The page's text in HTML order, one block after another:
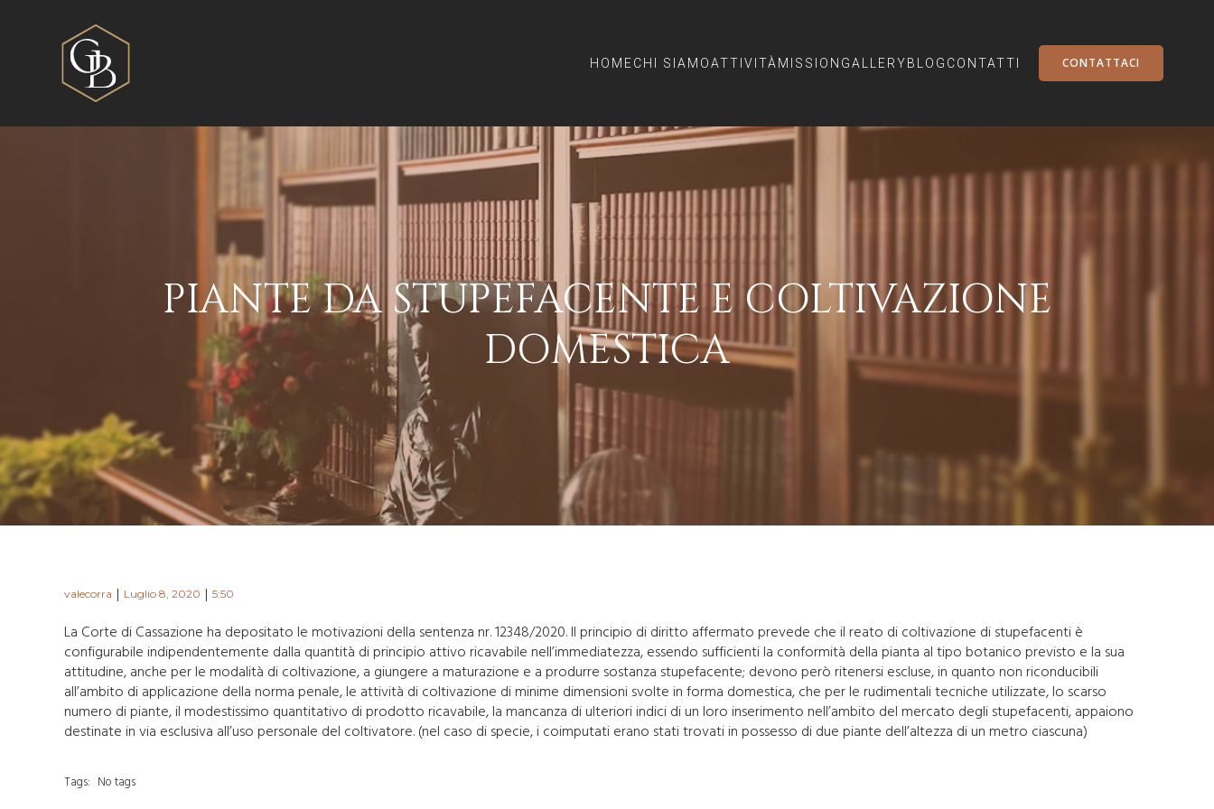
HOMECHI SIAMOATTIVITÀ MISSION GALLERYBLOG CONTATTI CONTATTACI
PIANTE DA STUPEFACENTE E COLTIVAZIONE
DOMESTICA
valecorra | Luglio 8, 2020 | 5:50
La Corte di Cassazione ha depositato le motivazioni della sentenza nr. 12348/2020. Il principio di diritto affermato prevede che il reato di coltivazione di stupefacenti è
configurabile indipendentemente dalla quantità di principio attivo ricavabile nell’immediatezza, essendo sufficienti la conformità della pianta al tipo botanico previsto e la sua
attitudine, anche per le modalità di coltivazione, a giungere a maturazione e a produrre sostanza stupefacente; devono però ritenersi escluse, in quanto non riconducibili
all’ambito di applicazione della norma penale, le attività di coltivazione di minime dimensioni svolte in forma domestica, che per le rudimentali tecniche utilizzate, lo scarso
numero di piante, il modestissimo quantitativo di prodotto ricavabile, la mancanza di ulteriori indici di un loro inserimento nell’ambito del mercato degli stupefacenti, appaiono
destinate in via esclusiva all’uso personale del coltivatore. (nel caso di specie, i coimputati erano stati trovati in possesso di due piante dell’altezza di un metro ciascuna)
Tags: No tags